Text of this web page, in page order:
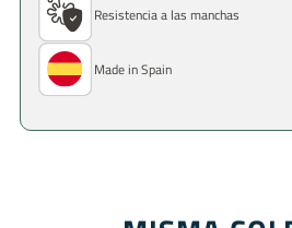
Resistencia a las manchas
Made in Spain